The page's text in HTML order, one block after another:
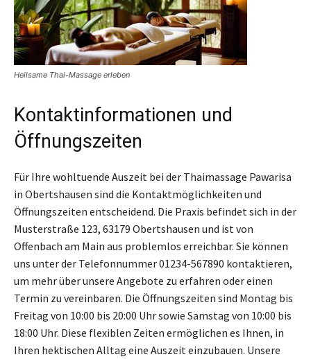
Heilsame Thai-Massage erleben
Kontaktinformationen und
Öffnungszeiten
Für Ihre wohltuende Auszeit bei der Thaimassage Pawarisa
in Obertshausen sind die Kontaktmöglichkeiten und
Öffnungszeiten entscheidend. Die Praxis befindet sich in der
Musterstraße 123, 63179 Obertshausen und ist von
Offenbach am Main aus problemlos erreichbar. Sie können
uns unter der Telefonnummer 01234-567890 kontaktieren,
um mehr über unsere Angebote zu erfahren oder einen
Termin zu vereinbaren. Die Öffnungszeiten sind Montag bis
Freitag von 10:00 bis 20:00 Uhr sowie Samstag von 10:00 bis
18:00 Uhr. Diese flexiblen Zeiten ermöglichen es Ihnen, in
Ihren hektischen Alltag eine Auszeit einzubauen. Unsere